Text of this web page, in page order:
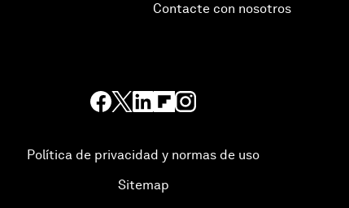
Contacte con nosotros
Política de privacidad y normas de uso
Sitemap